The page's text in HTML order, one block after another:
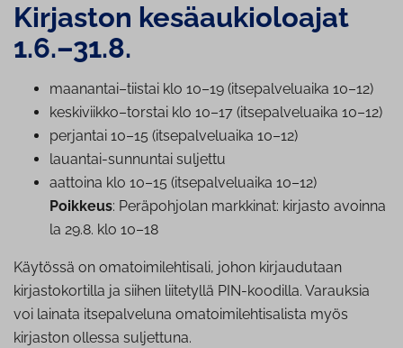
Kirjaston ke­sä­au­kio­loa­jat
1.6.–31.8.
maanantai–tiistai klo 10–19 (it­se­pal­ve­luai­ka 10–12)
keskiviikko–torstai klo 10–17 (it­se­pal­ve­luai­ka 10–12)
perjantai 10–15 (it­se­pal­ve­luai­ka 10–12)
lauantai-sunnuntai suljettu
aattoina klo 10–15 (it­se­pal­ve­luai­ka 10–12)
Poikkeus: Pe­rä­poh­jo­lan markkinat: kirjasto avoinna
la 29.8. klo 10–18
Käytössä on omatoimilehtisali, johon kirjaudutaan
kirjastokortilla ja siihen liitetyllä PIN-koodilla. Varauksia
voi lainata itsepalveluna omatoimilehtisalista myös
kirjaston ollessa suljettuna.